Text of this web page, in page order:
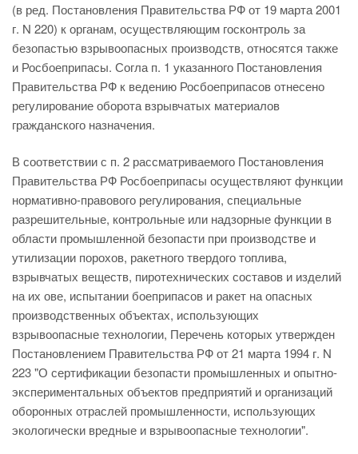
(в ред. Постановления Правительства РФ от 19 марта 2001
г. N 220) к органам, осуществляющим госконтроль за
безопастью взрывоопасных производств, относятся также
и Росбоеприпасы. Согла п. 1 указанного Постановления
Правительства РФ к ведению Росбоеприпасов отнесено
регулирование оборота взрывчатых материалов
гражданского назначения.
В соответствии с п. 2 рассматриваемого Постановления
Правительства РФ Росбоеприпасы осуществляют функции
нормативно-правового регулирования, специальные
разрешительные, контрольные или надзорные функции в
области промышленной безопасти при производстве и
утилизации порохов, ракетного твердого топлива,
взрывчатых веществ, пиротехнических составов и изделий
на их ове, испытании боеприпасов и ракет на опасных
производственных объектах, использующих
взрывоопасные технологии, Перечень которых утвержден
Постановлением Правительства РФ от 21 марта 1994 г. N
223 "О сертификации безопасти промышленных и опытно-
экспериментальных объектов предприятий и организаций
оборонных отраслей промышленности, использующих
экологически вредные и взрывоопасные технологии".